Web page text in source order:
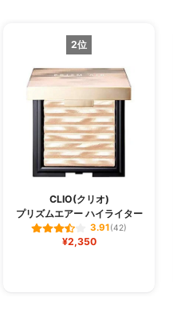
2位
CLIO(クリオ)
プリズムエアー ハイライター
3.91(42)
¥2,350